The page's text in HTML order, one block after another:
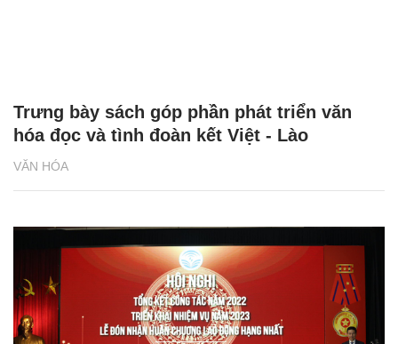
VĂN HÓA
Trưng bày sách góp phần phát triển văn
hóa đọc và tình đoàn kết Việt - Lào